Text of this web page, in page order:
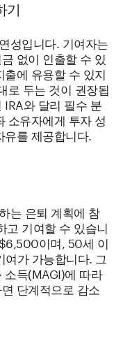
기
성입니다. 기여자는
없이 인출할 수 있
에 유용할 수 있지
로 두는 것이 권장됩
와 달리 필수 분
소유자에게 투자 성
를 제공합니다.
는 은퇴 계획에 참
고 기여할 수 있습니
이며, 50세 이
가 가능합니다. 그
득(MAGI)에 따라
단계적으로 감소